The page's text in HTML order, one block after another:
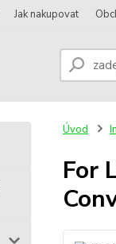
Jak nakupovat
Úvod
For